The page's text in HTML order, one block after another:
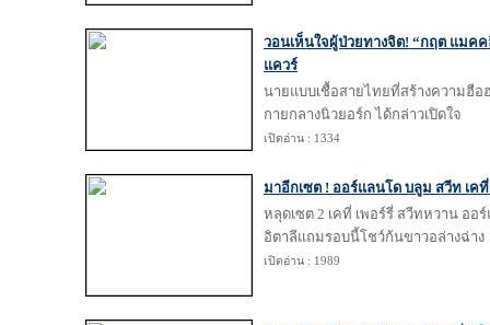
วอนเห็นใจผู้ป่วยทางจิต! “กฤต แมค
แควร์
นายแบบเชื้อสายไทยที่สร้างความฮือ
กายกลางนิวยอร์ก ได้กล่าวเปิดใจ
เปิดอ่าน : 1334
มาอีกเซต ! ออร์แลนโด บลูม สวีท เค
หลุดเซต 2 เคที่ เพอร์รี่ สวีทหวาน อ
อิตาลีแถมรอบนี้โชว์ก้นขาวอล่างฉ่าง
เปิดอ่าน : 1989